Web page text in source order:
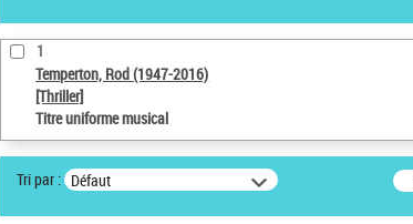
1
Temperton, Rod (1947-2016)
[Thriller]
Titre uniforme musical
Tri par : Défaut